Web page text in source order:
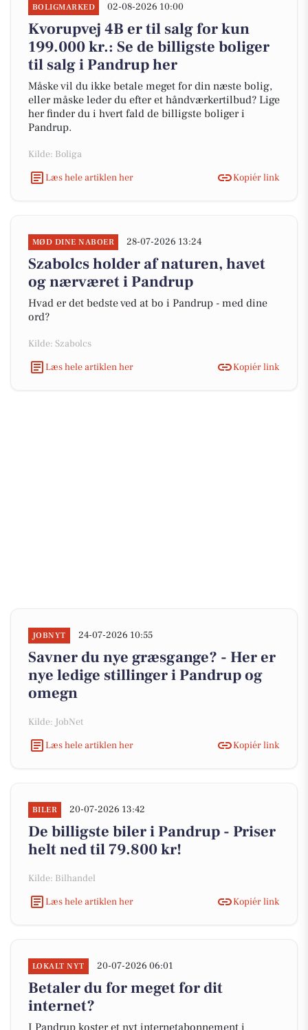
BOLIGMARKED 02-08-2026 10:00
Kvorupvej 4B er til salg for kun
199.000 kr.: Se de billigste boliger
til salg i Pandrup her
Måske vil du ikke betale meget for din næste bolig,
eller måske leder du efter et håndværkertilbud? Lige
her finder du i hvert fald de billigste boliger i
Pandrup.
Kilde: Boliga
Læs hele artiklen her
Kopiér link
MØD DINE NABOER 28-07-2026 13:24
Szabolcs holder af naturen, havet
og nærværet i Pandrup
Hvad er det bedste ved at bo i Pandrup - med dine
ord?
Kilde: Szabolcs
Læs hele artiklen her
Kopiér link
JOBNYT 24-07-2026 10:55
Savner du nye græsgange? - Her er
nye ledige stillinger i Pandrup og
omegn
Kilde: JobNet
Læs hele artiklen her
Kopiér link
BILER 20-07-2026 13:42
De billigste biler i Pandrup - Priser
helt ned til 79.800 kr!
Kilde: Bilhandel
Læs hele artiklen her
Kopiér link
LOKALT NYT 20-07-2026 06:01
Betaler du for meget for dit
internet?
I Pandrup koster et nyt internetabonnement i